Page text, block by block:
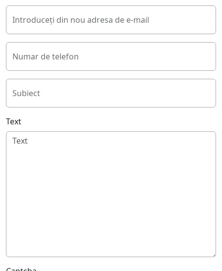
Introduceți din nou adresa de e-mail
Numar de telefon
Subiect
Text